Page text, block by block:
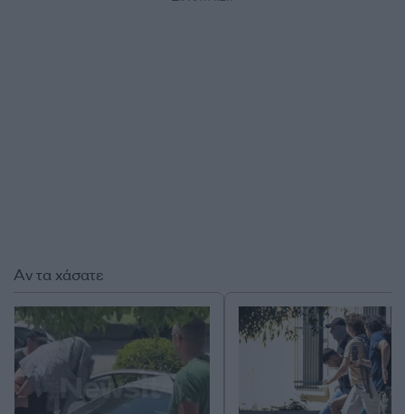
Αν τα χάσατε